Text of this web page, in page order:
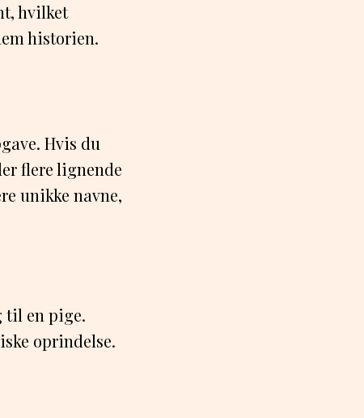
hvilket
historien.
Hvis du
flere lignende
unikke navne,
til en pige.
oprindelse.